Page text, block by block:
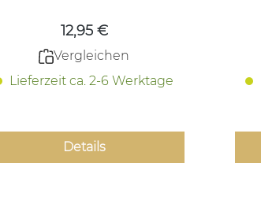
12,95 €
Vergleichen
Lieferzeit ca. 2-6 Werktage
Details